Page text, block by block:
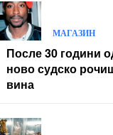
МАГАЗИН
После 30 години
ново судско
вина